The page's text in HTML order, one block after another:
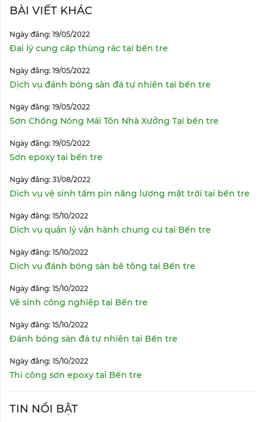
BÀI VIẾT KHÁC
Ngày đăng: 19/05/2022
Đại lý cung cấp thùng rác tại bến tre
Ngày đăng: 19/05/2022
Dịch vụ đánh bóng sàn đá tự nhiên tại bến tre
Ngày đăng: 19/05/2022
Sơn Chống Nóng Mái Tôn Nhà Xưởng Tại bến tre
Ngày đăng: 19/05/2022
Sơn epoxy tại bến tre
Ngày đăng: 31/08/2022
Dịch vụ vệ sinh tấm pin năng lượng mặt trời tại bến tre
Ngày đăng: 15/10/2022
Dịch vụ quản lý vận hành chung cư tại Bến tre
Ngày đăng: 15/10/2022
Dịch vụ đánh bóng sàn bê tông tại Bến tre
Ngày đăng: 15/10/2022
Vệ sinh công nghiệp tại Bến tre
Ngày đăng: 15/10/2022
Đánh bóng sàn đá tự nhiên tại Bến tre
Ngày đăng: 15/10/2022
Thi công sơn epoxy tại Bến tre
TIN NỔI BẬT